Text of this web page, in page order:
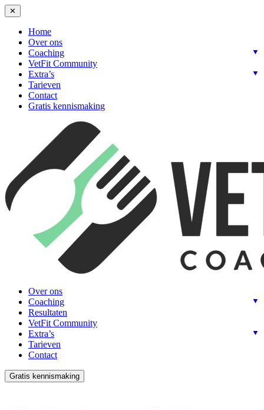
✕
Home
Over ons
Coaching
VetFit Community
Extra’s
Tarieven
Contact
Gratis kennismaking
Over ons
Coaching
Resultaten
VetFit Community
Extra’s
Tarieven
Contact
Gratis kennismaking